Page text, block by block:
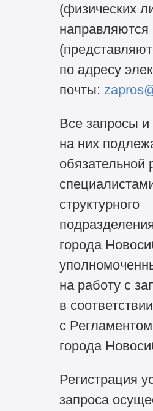
(физических
направляются
по адресу
почты:
Все запросы и
на них
обязательной
структурного
города
на работу с
в соответствии
с
города
Регистрация
запроса